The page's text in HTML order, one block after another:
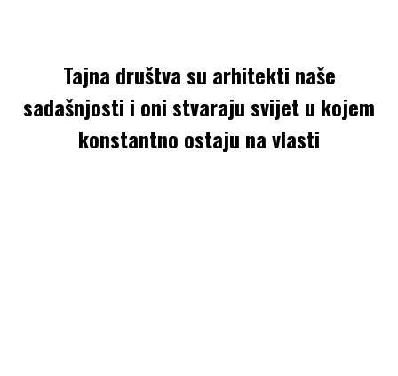
Tajna društva su arhitekti naše
sadašnjosti i oni stvaraju svijet u kojem
konstantno ostaju na vlasti